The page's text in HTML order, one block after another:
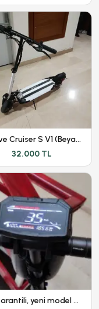
Emove Cruiser S V1 (Beyaz) - Kronik Sorunları Giderilmiştir
32.000 TL
1 yıl garantili, yeni model Onvo ov-012 scooter